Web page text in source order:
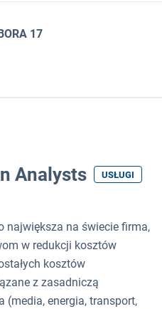
17
Analysts
USŁUGI
największa na świecie firma,
w redukcji kosztów
kosztów
z zasadniczą
(media, energia, transport,